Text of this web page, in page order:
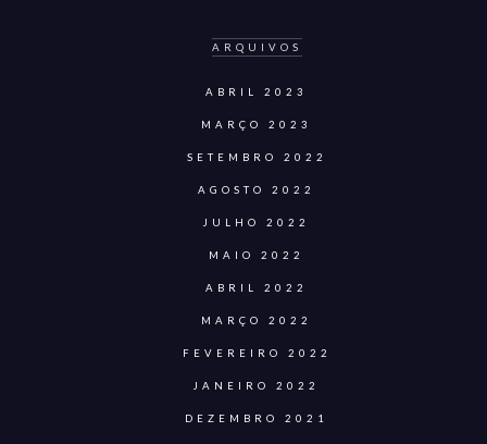
ARQUIVOS
ABRIL 2023
MARÇO 2023
SETEMBRO 2022
AGOSTO 2022
JULHO 2022
MAIO 2022
ABRIL 2022
MARÇO 2022
FEVEREIRO 2022
JANEIRO 2022
DEZEMBRO 2021